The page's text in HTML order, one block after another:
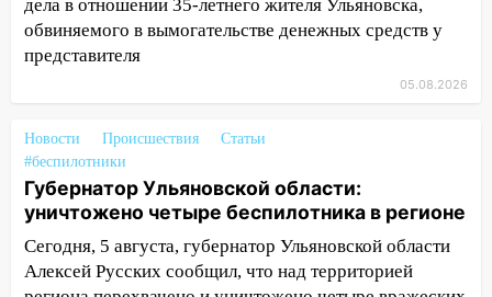
19:33 Коровы-рекордсменки: в
Ульяновской области выросли надои
года благоустроят 20 родников
17:27 В Ульяновской области 114 детей-
сирот получили жильё с начала года
16:43 Дорожный сезон перевалил за
экватор: в Ульяновской области
дела в отношении 35-летнего жителя Ульяновска,
обвиняемого в вымогательстве денежных средств у
представителя
05.08.2026
Новости Происшествия
Статьи
#беспилотники
Губернатор Ульяновской области:
уничтожено четыре беспилотника в регионе
Сегодня, 5 августа, губернатор Ульяновской области
Алексей Русских сообщил, что над территорией